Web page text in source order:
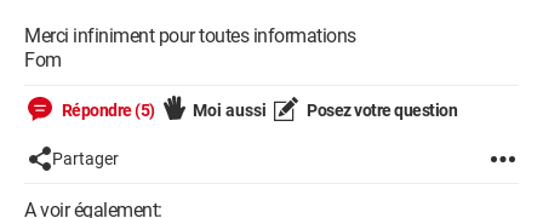
Merci infiniment pour toutes informations
Fom
Répondre (5) Moi aussi Posez votre question
Partager
A voir également: